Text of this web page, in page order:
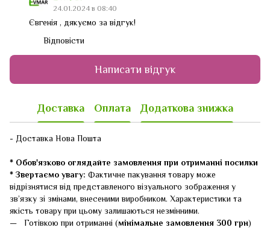
24.01.2024 в 08:40
Євгенія , дякуємо за відгук!
Відповісти
Написати відгук
Доставка Оплата Додаткова знижка
- Доставка Нова Пошта
* Обов'язково оглядайте замовлення при отриманні посилки
* Звертаємо увагу: Фактичне пакування товару може
відрізнятися від представленого візуального зображення у
зв’язку зі змінами, внесеними виробником. Характеристики та
якість товару при цьому залишаються незмінними.
Готівкою при отриманні (мінімальне замовлення 300 грн)